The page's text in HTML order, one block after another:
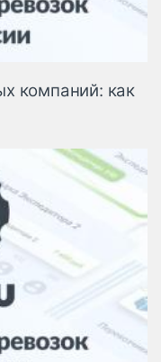
компаний: как